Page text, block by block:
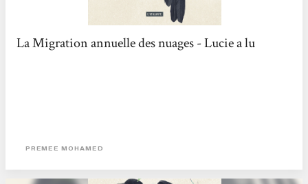
La Migration annuelle des nuages - Lucie a lu
PREMEE MOHAMED